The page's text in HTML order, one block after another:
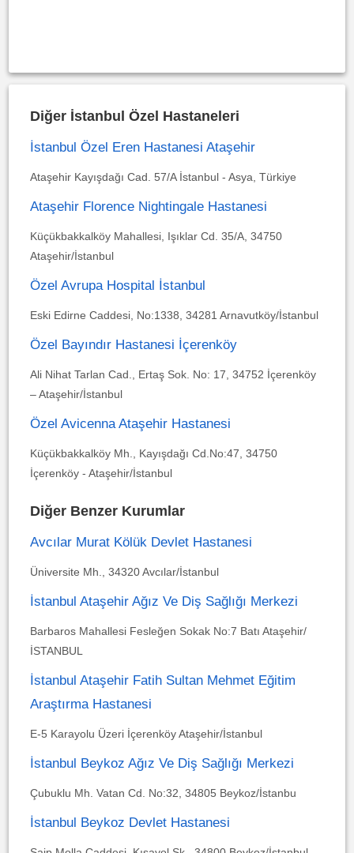
Diğer İstanbul Özel Hastaneleri
İstanbul Özel Eren Hastanesi Ataşehir
Ataşehir Kayışdağı Cad. 57/A İstanbul - Asya, Türkiye
Ataşehir Florence Nightingale Hastanesi
Küçükbakkalköy Mahallesi, Işıklar Cd. 35/A, 34750
Ataşehir/İstanbul
Özel Avrupa Hospital İstanbul
Eski Edirne Caddesi, No:1338, 34281 Arnavutköy/İstanbul
Özel Bayındır Hastanesi İçerenköy
Ali Nihat Tarlan Cad., Ertaş Sok. No: 17, 34752 İçerenköy
– Ataşehir/İstanbul
Özel Avicenna Ataşehir Hastanesi
Küçükbakkalköy Mh., Kayışdağı Cd.No:47, 34750
İçerenköy - Ataşehir/İstanbul
Diğer Benzer Kurumlar
Avcılar Murat Kölük Devlet Hastanesi
Üniversite Mh., 34320 Avcılar/İstanbul
İstanbul Ataşehir Ağız Ve Diş Sağlığı Merkezi
Barbaros Mahallesi Fesleğen Sokak No:7 Batı Ataşehir/
İSTANBUL
İstanbul Ataşehir Fatih Sultan Mehmet Eğitim
Araştırma Hastanesi
E-5 Karayolu Üzeri İçerenköy Ataşehir/İstanbul
İstanbul Beykoz Ağız Ve Diş Sağlığı Merkezi
Çubuklu Mh. Vatan Cd. No:32, 34805 Beykoz/İstanbu
İstanbul Beykoz Devlet Hastanesi